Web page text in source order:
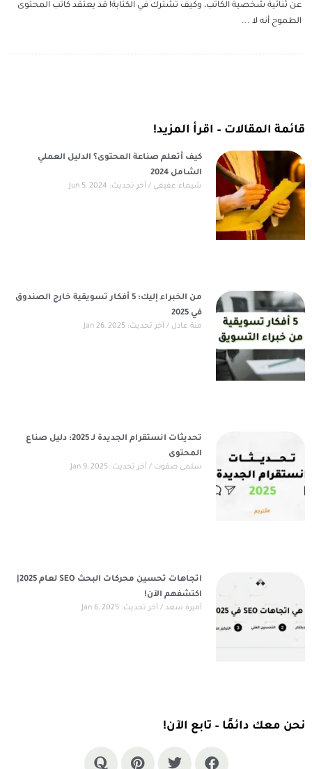
عن ثنائية شخصية الكاتب، وكيف تشترك في الكتابة! قد يعتقد كاتب المحتوى
الطموح أنه لا ...
قائمة المقالات – اقرأ المزيد!
كيف أتعلم صناعة المحتوى؟ الدليل العملي
الشامل 2024
شيماء عفيفي آخر تحديث: Jun 5, 2024
من الخبراء إليك: 5 أفكار تسويقية خارج الصندوق
في 2025
منة عادل آخر تحديث: Jan 26, 2025
تحديثات انستقرام الجديدة لـ 2025: دليل صناع
المحتوى
سلمى صفوت آخر تحديث: Jan 9, 2025
اكتشفهم الآن!
أميرة سعد آخر تحديث: Jan 6, 2025
نحن معك دائمًا – تابع الآن!